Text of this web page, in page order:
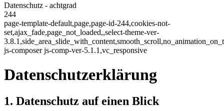
Datenschutz - achtgrad
244
page-template-default,page,page-id-244,cookies-not-
set,ajax_fade,page_not_loaded,,select-theme-ver-
js-composer js-comp-ver-5.1.1,vc_responsive
Datenschutzerklärung
1. Datenschutz auf einen Blick